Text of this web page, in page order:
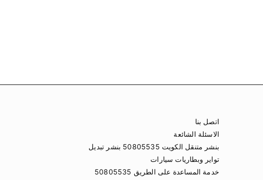
اتصل بنا
الاسئلة الشائعة
بنشر متنقل الكويت 50805535 بنشر تبديل
تواير وبطاريات سيارات
خدمة المساعدة على الطريق 50805535